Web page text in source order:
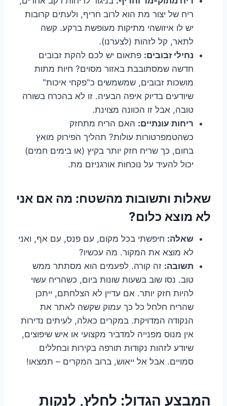
ריח של יצור מת הוא לרוב חריף, ולעתים קרובות
יש לו איזושהי מתיקות מעופשת ברקע. קשה
לתאר, קל לזהות (לצערנו).
נחילי זבובים: פתאום יש לכם להקת זבובים
חדשה שמסתובבת באזור מסוים? חיות מתות
מושכות זבובים, שמשמשים כ"פקחי איכות"
שיודעים בדיוק איפה הבעיה. זו לא בהכרח בשורה
טובה, אבל זו הכוונה מצוינת.
ריחות עונתיים: האם הריח מתחזק
כשהטמפרטורות עולות? תהליך הפירוק מואץ
בחום, כך שריח חזק יותר בקיץ (או בימים חמים)
יכול להעיד על נוכחות אורגניזם מת.
שאלות ותשובות מהשטח: מה אם אני
לא מוצא כלום?
שאלה: חיפשתי בכל מקום, עם פנס, עם אף, ואני
לא מוצא את המקור. מה עכשיו?
תשובה: זה קורה. לפעמים הוא מסתתר ממש
טוב. נסו שוב בשעות שונות ביום, כשהריח עשוי
להיות חזק יותר. אם עדיין לא הצלחתם, ייתכן
שהריח חלחל כל כך עמוק שקשה לאתר את
הנקודה המדויקת. במקרים כאלה, לעיתים נדירות
אין מנוס מפנייה למדביר מקצועי או איש שיפוצים,
שיודע לזהות נקודות תורפה בקירות ובחללים
סמויים. אבל אל ייאוש, ברוב המקרים – תמצאו!
המבצע הגדול: לחלץ, לנקות